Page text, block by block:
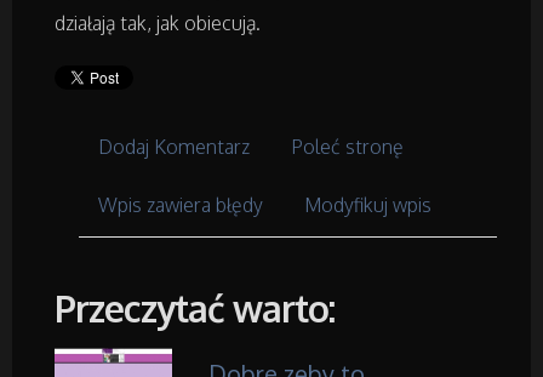
Wyposażenie Łazienki
Elektronika, RTV, AGD
Art. Dla Zwierząt
działają tak, jak obiecują.
Dodaj Komentarz Poleć stronę
Wpis zawiera błędy Modyfikuj wpis
Przeczytać warto: